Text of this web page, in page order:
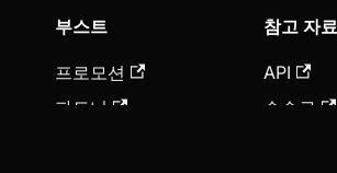
부스트
프로모션
파트너
참고 자료
API
수수료